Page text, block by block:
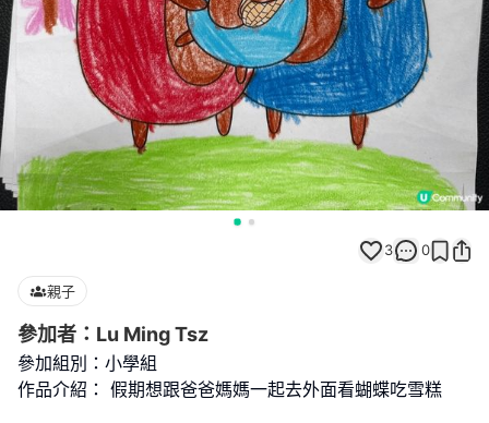
3 0
親子
參加者：Lu Ming Tsz
參加組別：小學組
作品介紹： 假期想跟爸爸媽媽一起去外面看蝴蝶吃雪糕